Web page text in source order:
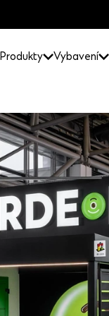
Produkty Vybavení